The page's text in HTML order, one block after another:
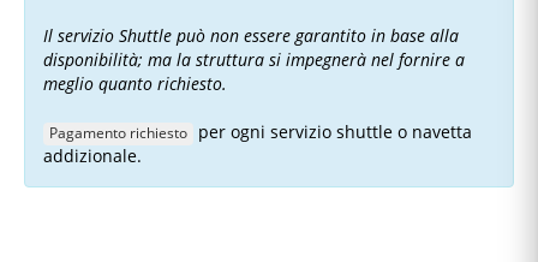
Il servizio Shuttle può non essere garantito in base alla
disponibilità; ma la struttura si impegnerà nel fornire a
meglio quanto richiesto.
Pagamento richiesto per ogni servizio shuttle o navetta
addizionale.